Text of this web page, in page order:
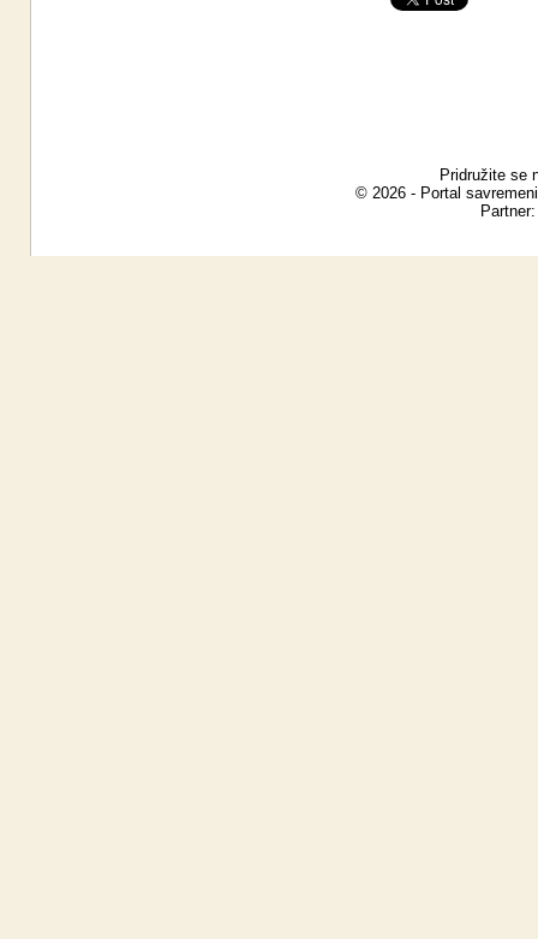
Pridružite se
© 2026 - Portal